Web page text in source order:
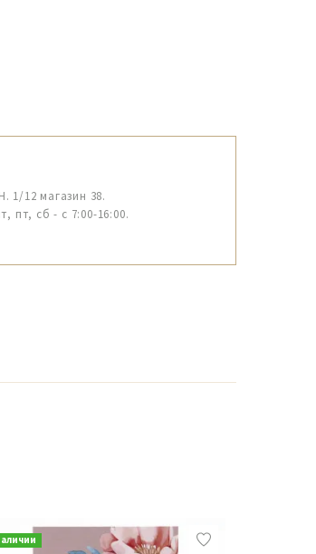
1/12 магазин 38.
пт, сб - с 7:00-16:00.